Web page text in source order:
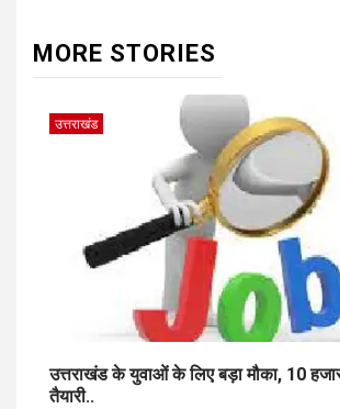
MORE STORIES
उत्तराखंड
उत्तराखंड के युवाओं के लिए बड़ा मौका, 10
तैयारी..